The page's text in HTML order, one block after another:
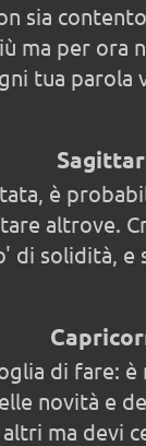
sia
ma per ora
tua parola
è
altrove.
di solidità,
di fare:
novità e
ma devi